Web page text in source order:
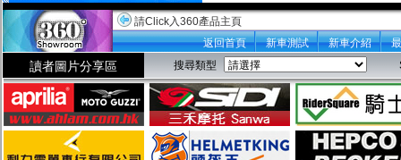
請Click入360產品主頁
返回首頁
新車測試 新車介紹
讀者圖片分享區 搜尋類型